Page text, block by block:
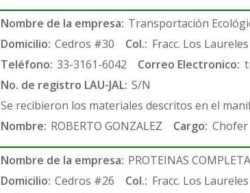
Nombre de la empresa: Transportación
Domicilio: Cedros #30 Col.: Fracc. Los Laureles
Teléfono: 33-3161-6042 Correo Electronico:
No. de registro LAU-JAL: S/N
Se recibieron los materiales descritos en el
Nombre: ROBERTO GONZALEZ Cargo: Chofer
Nombre de la empresa: PROTEINAS
Domicilio: Cedros #26 Col.: Fracc. Los Laureles